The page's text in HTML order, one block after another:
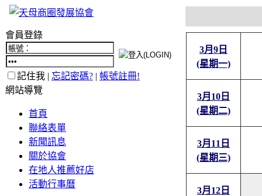
會員登錄
記住我 | 忘記密碼? | 帳號註冊!
網站導覽
首頁
聯絡表單
新聞訊息
關於協會
在地人推薦好店
活動行事曆
3月9日
(星期一)
3月10日
(星期二)
3月11日
(星期三)
3月12日